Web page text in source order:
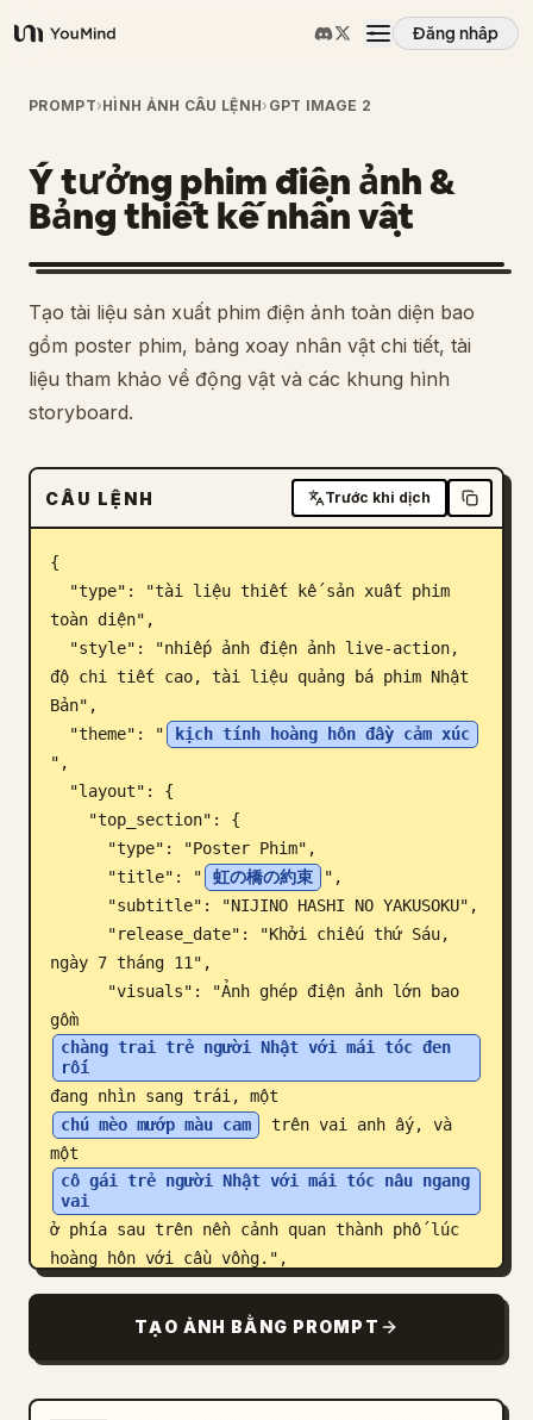
YouMind
Đăng nhập
Tổng quan
Các trường hợp sử dụng
Kỹ năng
Lời nhắc
Giá cả
Tải xuống
Blog
Cập nhật
PROMPT›HÌNH ẢNH CÂU LỆNH› GPT IMAGE 2
Ý tưởng phim điện ảnh &
Bảng thiết kế nhân vật
Tạo tài liệu sản xuất phim điện ảnh toàn diện bao
gồm poster phim, bảng xoay nhân vật chi tiết, tài
liệu tham khảo về động vật và các khung hình
storyboard.
CÂU LỆNH Trước khi dịch
{
toàn diện",
độ chi tiết cao, tài liệu quảng bá phim Nhật
Bản",
  "theme": "
kịch tính hoàng hôn đầy cảm xúc
",
      "title": "
虹の橋の約束
",
ngày 7 tháng 11",
gồm
chàng trai trẻ người Nhật với mái tóc đen
rối
đang nhìn sang trái, một
chú mèo mướp màu cam
trên vai anh ấy, và
một
cô gái trẻ người Nhật với mái tóc nâu ngang
vai
ở phía sau trên nền cảnh quan thành phố lúc
hoàng hôn với cầu vồng.",
trong nhiều cảnh quay khác nhau"
TẠO ẢNH BẰNG PROMPT